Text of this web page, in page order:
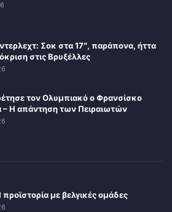
Σοκ στα 17″, παράπονα, ήττα
στις Βρυξέλλες
τον Ολυμπιακό ο Φρανσίσκο
– Η απάντηση των Πειραιωτών
με βελγικές ομάδες